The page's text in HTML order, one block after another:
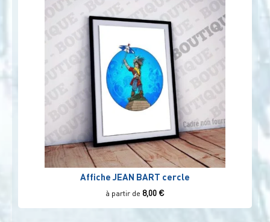
Affiche JEAN BART cercle
à partir de 8,00 €